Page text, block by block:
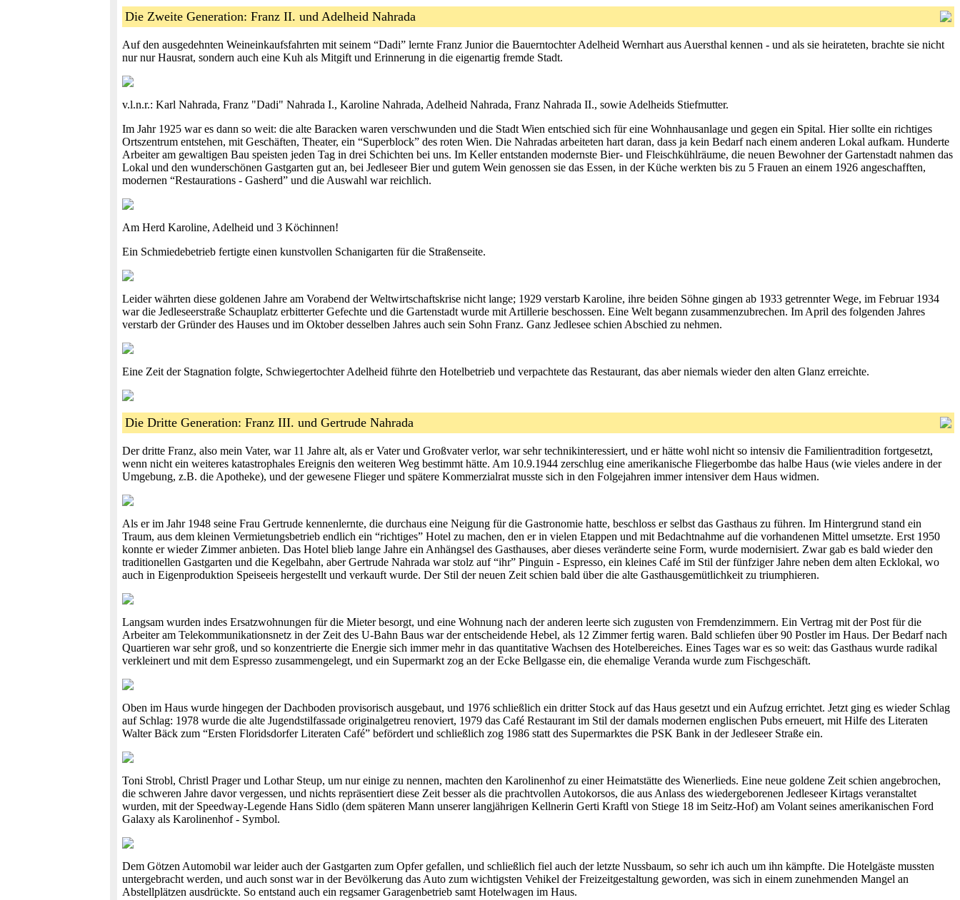
Die Zweite Generation: Franz II. und Adelheid Nahrada
Auf den ausgedehnten Weineinkaufsfahrten mit seinem “Dadi” lernte Franz Junior die Bauerntochter Adelheid Wernhart aus Auersthal kennen - und als sie heirateten, brachte sie nicht
nur nur Hausrat, sondern auch eine Kuh als Mitgift und Erinnerung in die eigenartig fremde Stadt.
v.l.n.r.: Karl Nahrada, Franz "Dadi" Nahrada I., Karoline Nahrada, Adelheid Nahrada, Franz Nahrada II., sowie Adelheids Stiefmutter.
Im Jahr 1925 war es dann so weit: die alte Baracken waren verschwunden und die Stadt Wien entschied sich für eine Wohnhausanlage und gegen ein Spital. Hier sollte ein richtiges
Ortszentrum entstehen, mit Geschäften, Theater, ein “Superblock” des roten Wien. Die Nahradas arbeiteten hart daran, dass ja kein Bedarf nach einem anderen Lokal aufkam. Hunderte
Arbeiter am gewaltigen Bau speisten jeden Tag in drei Schichten bei uns. Im Keller entstanden modernste Bier- und Fleischkühlräume, die neuen Bewohner der Gartenstadt nahmen das
Lokal und den wunderschönen Gastgarten gut an, bei Jedleseer Bier und gutem Wein genossen sie das Essen, in der Küche werkten bis zu 5 Frauen an einem 1926 angeschafften,
modernen “Restaurations - Gasherd” und die Auswahl war reichlich.
Am Herd Karoline, Adelheid und 3 Köchinnen!
Ein Schmiedebetrieb fertigte einen kunstvollen Schanigarten für die Straßenseite.
Leider währten diese goldenen Jahre am Vorabend der Weltwirtschaftskrise nicht lange; 1929 verstarb Karoline, ihre beiden Söhne gingen ab 1933 getrennter Wege, im Februar 1934
war die Jedleseerstraße Schauplatz erbitterter Gefechte und die Gartenstadt wurde mit Artillerie beschossen. Eine Welt begann zusammenzubrechen. Im April des folgenden Jahres
verstarb der Gründer des Hauses und im Oktober desselben Jahres auch sein Sohn Franz. Ganz Jedlesee schien Abschied zu nehmen.
Eine Zeit der Stagnation folgte, Schwiegertochter Adelheid führte den Hotelbetrieb und verpachtete das Restaurant, das aber niemals wieder den alten Glanz erreichte.
Die Dritte Generation: Franz III. und Gertrude Nahrada
Der dritte Franz, also mein Vater, war 11 Jahre alt, als er Vater und Großvater verlor, war sehr technikinteressiert, und er hätte wohl nicht so intensiv die Familientradition fortgesetzt,
wenn nicht ein weiteres katastrophales Ereignis den weiteren Weg bestimmt hätte. Am 10.9.1944 zerschlug eine amerikanische Fliegerbombe das halbe Haus (wie vieles andere in der
Umgebung, z.B. die Apotheke), und der gewesene Flieger und spätere Kommerzialrat musste sich in den Folgejahren immer intensiver dem Haus widmen.
Als er im Jahr 1948 seine Frau Gertrude kennenlernte, die durchaus eine Neigung für die Gastronomie hatte, beschloss er selbst das Gasthaus zu führen. Im Hintergrund stand ein
Traum, aus dem kleinen Vermietungsbetrieb endlich ein “richtiges” Hotel zu machen, den er in vielen Etappen und mit Bedachtnahme auf die vorhandenen Mittel umsetzte. Erst 1950
konnte er wieder Zimmer anbieten. Das Hotel blieb lange Jahre ein Anhängsel des Gasthauses, aber dieses veränderte seine Form, wurde modernisiert. Zwar gab es bald wieder den
traditionellen Gastgarten und die Kegelbahn, aber Gertrude Nahrada war stolz auf “ihr” Pinguin - Espresso, ein kleines Café im Stil der fünfziger Jahre neben dem alten Ecklokal, wo
auch in Eigenproduktion Speiseeis hergestellt und verkauft wurde. Der Stil der neuen Zeit schien bald über die alte Gasthausgemütlichkeit zu triumphieren.
Langsam wurden indes Ersatzwohnungen für die Mieter besorgt, und eine Wohnung nach der anderen leerte sich zugusten von Fremdenzimmern. Ein Vertrag mit der Post für die
Arbeiter am Telekommunikationsnetz in der Zeit des U-Bahn Baus war der entscheidende Hebel, als 12 Zimmer fertig waren. Bald schliefen über 90 Postler im Haus. Der Bedarf nach
Quartieren war sehr groß, und so konzentrierte die Energie sich immer mehr in das quantitative Wachsen des Hotelbereiches. Eines Tages war es so weit: das Gasthaus wurde radikal
verkleinert und mit dem Espresso zusammengelegt, und ein Supermarkt zog an der Ecke Bellgasse ein, die ehemalige Veranda wurde zum Fischgeschäft.
Oben im Haus wurde hingegen der Dachboden provisorisch ausgebaut, und 1976 schließlich ein dritter Stock auf das Haus gesetzt und ein Aufzug errichtet. Jetzt ging es wieder Schlag
auf Schlag: 1978 wurde die alte Jugendstilfassade originalgetreu renoviert, 1979 das Café Restaurant im Stil der damals modernen englischen Pubs erneuert, mit Hilfe des Literaten
Walter Bäck zum “Ersten Floridsdorfer Literaten Café” befördert und schließlich zog 1986 statt des Supermarktes die PSK Bank in der Jedleseer Straße ein.
Toni Strobl, Christl Prager und Lothar Steup, um nur einige zu nennen, machten den Karolinenhof zu einer Heimatstätte des Wienerlieds. Eine neue goldene Zeit schien angebrochen,
die schweren Jahre davor vergessen, und nichts repräsentiert diese Zeit besser als die prachtvollen Autokorsos, die aus Anlass des wiedergeborenen Jedleseer Kirtags veranstaltet
wurden, mit der Speedway-Legende Hans Sidlo (dem späteren Mann unserer langjährigen Kellnerin Gerti Kraftl von Stiege 18 im Seitz-Hof) am Volant seines amerikanischen Ford
Galaxy als Karolinenhof - Symbol.
Dem Götzen Automobil war leider auch der Gastgarten zum Opfer gefallen, und schließlich fiel auch der letzte Nussbaum, so sehr ich auch um ihn kämpfte. Die Hotelgäste mussten
untergebracht werden, und auch sonst war in der Bevölkerung das Auto zum wichtigsten Vehikel der Freizeitgestaltung geworden, was sich in einem zunehmenden Mangel an
Abstellplätzen ausdrückte. So entstand auch ein regsamer Garagenbetrieb samt Hotelwagen im Haus.